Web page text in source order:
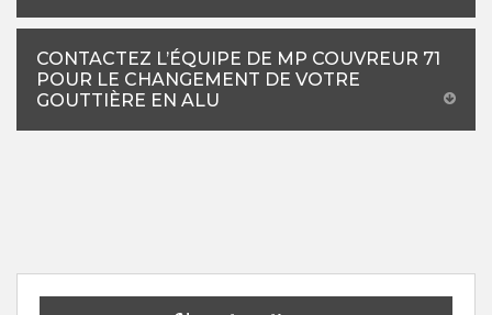
CONTACTEZ L’ÉQUIPE DE MP COUVREUR 71
POUR LE CHANGEMENT DE VOTRE
GOUTTIÈRE EN ALU